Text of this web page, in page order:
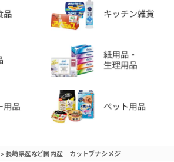
>長崎県産など国内産 カットブナシメジ